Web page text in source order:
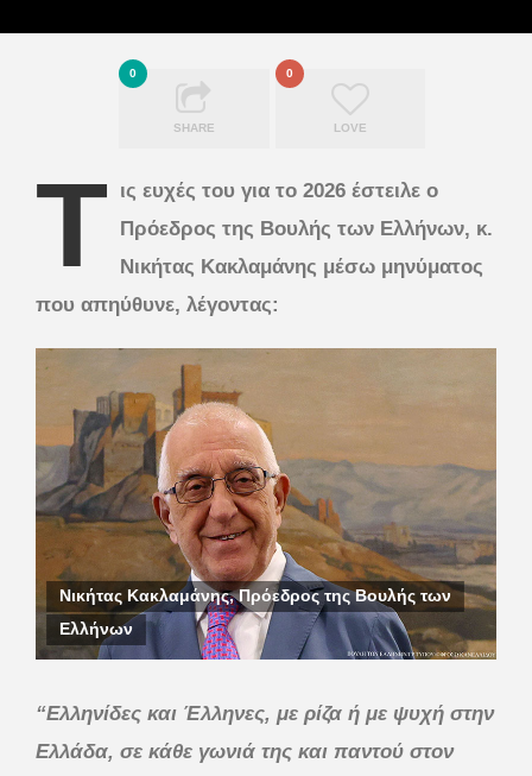
0
SHARE
0
LOVE
Τ
ις ευχές του για το 2026 έστειλε ο
Πρόεδρος της Βουλής των Ελλήνων, κ.
Νικήτας Κακλαμάνης μέσω μηνύματος
που απηύθυνε, λέγοντας:
Νικήτας Κακλαμάνης, Πρόεδρος της Βουλής των
Ελλήνων
“Ελληνίδες και Έλληνες, με ρίζα ή με ψυχή στην
Ελλάδα, σε κάθε γωνιά της και παντού στον